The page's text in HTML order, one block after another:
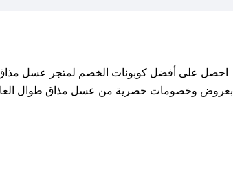
احصل على أفضل كوبونات الخصم لمتجر عسل
بعروض وخصومات حصرية من عسل مذاق طوال العام،
باستخدام تطبيق صحصح، يمكنك العثور بسهولة